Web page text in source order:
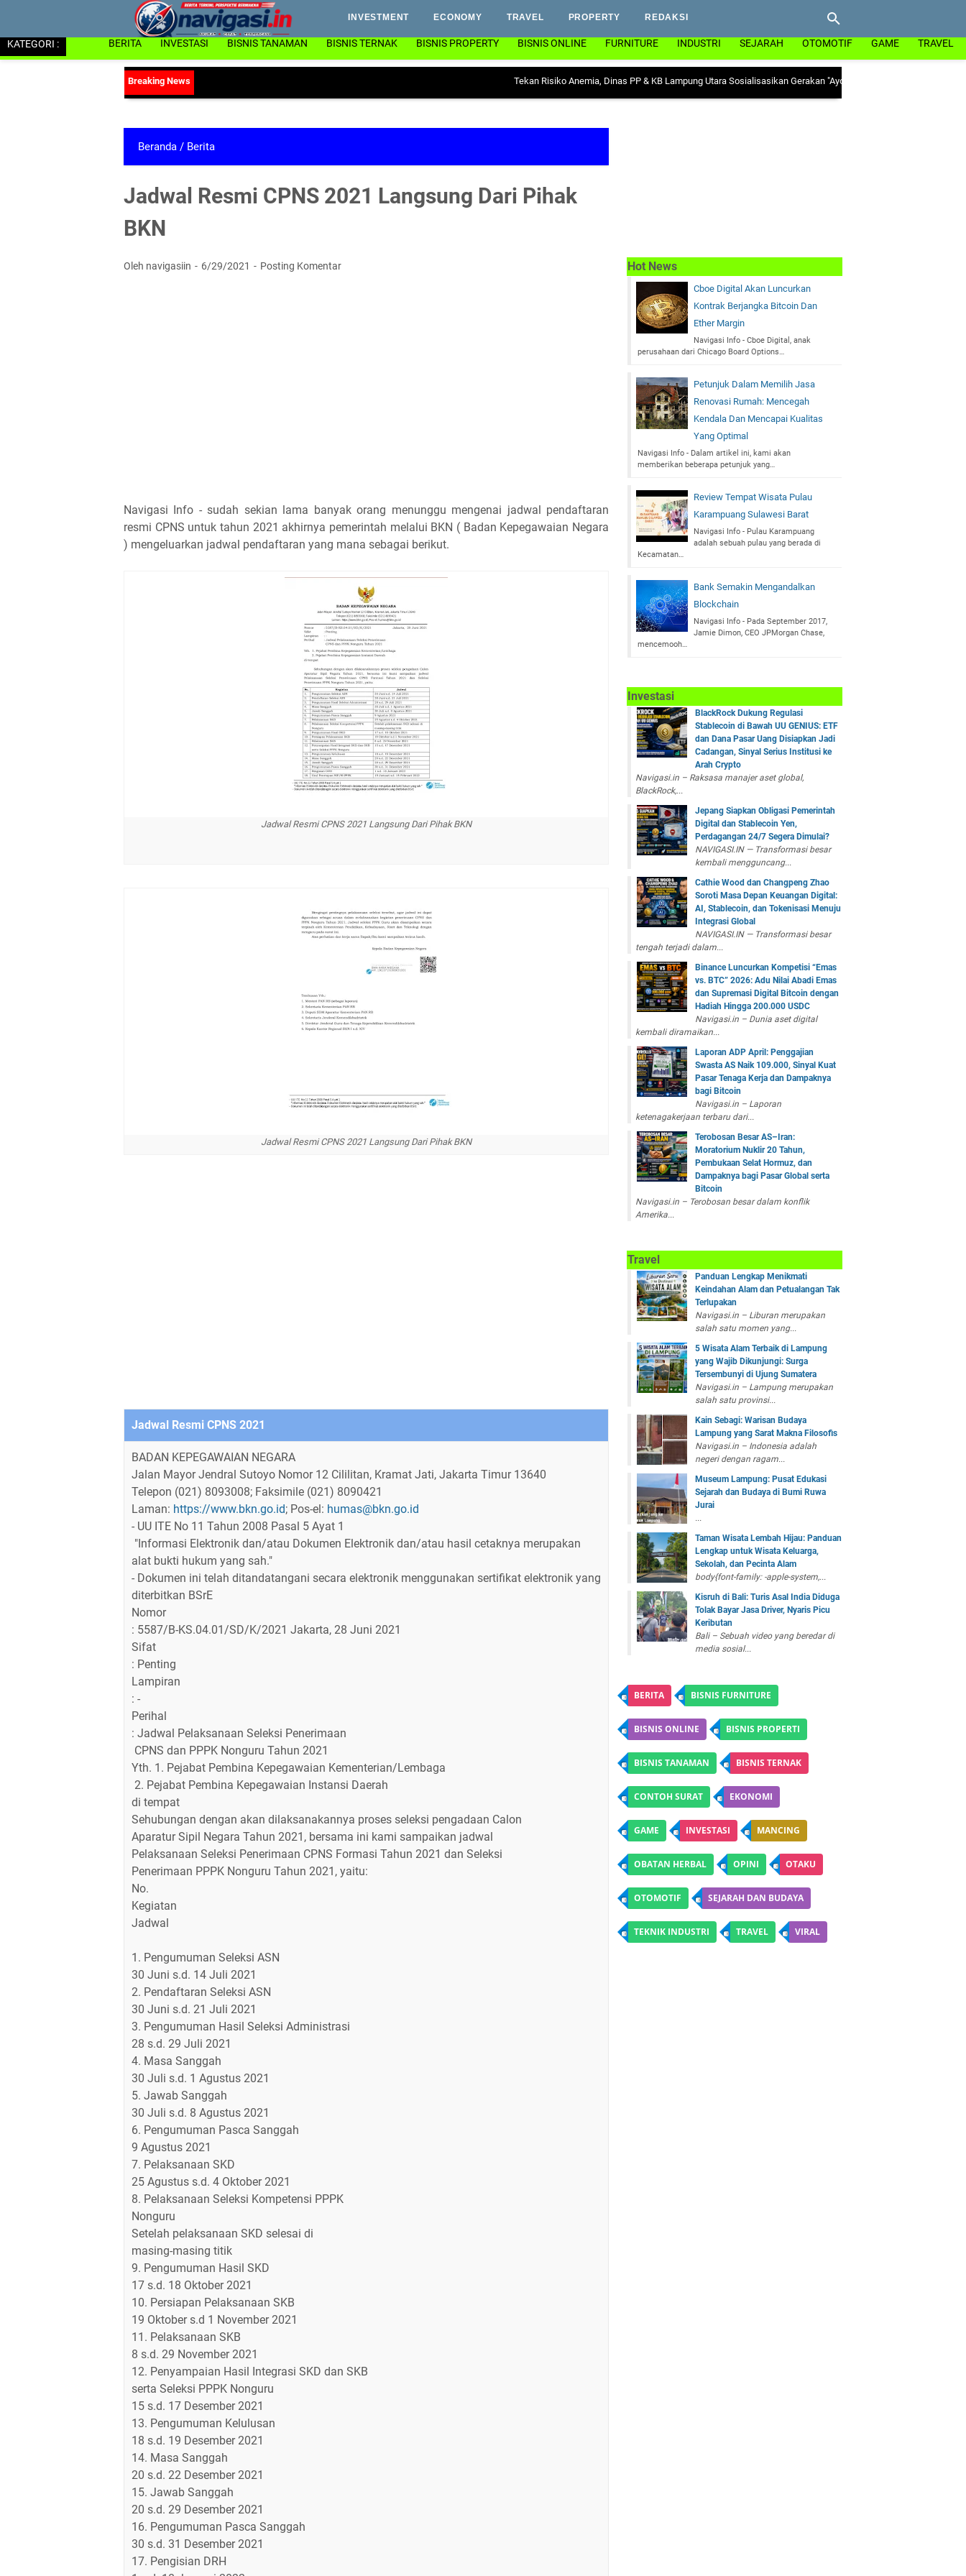
INVESTMENT ECONOMY TRAVEL PROPERTY REDAKSI
KATEGORI : BERITA INVESTASI BISNIS TANAMAN BISNIS TERNAK BISNIS PROPERTY BISNIS ONLINE FURNITURE INDUSTRI SEJARAH OTOMOTIF GAME TRAVEL
Tekan Risiko Anemia, Dinas PP & KB Lampung Utara Sosialisasikan Gerakan "Ayo Minum Tablet Tambah Darah" di
Beranda / Berita
Jadwal Resmi CPNS 2021 Langsung Dari Pihak
BKN
Oleh navigasiin 6/29/2021 Posting Komentar
Navigasi Info - sudah sekian lama banyak orang menunggu mengenai jadwal pendaftaran
resmi CPNS untuk tahun 2021 akhirnya pemerintah melalui BKN ( Badan Kepegawaian Negara
) mengeluarkan jadwal pendaftaran yang mana sebagai berikut.
Jadwal Resmi CPNS 2021 Langsung Dari Pihak BKN
Jadwal Resmi CPNS 2021 Langsung Dari Pihak BKN
Jadwal Resmi CPNS 2021
BADAN KEPEGAWAIAN NEGARA
Jalan Mayor Jendral Sutoyo Nomor 12 Cililitan, Kramat Jati, Jakarta Timur 13640
Telepon (021) 8093008; Faksimile (021) 8090421
Laman: https://www.bkn.go.id; Pos-el: humas@bkn.go.id
- UU ITE No 11 Tahun 2008 Pasal 5 Ayat 1
"Informasi Elektronik dan/atau Dokumen Elektronik dan/atau hasil cetaknya merupakan
alat bukti hukum yang sah."
- Dokumen ini telah ditandatangani secara elektronik menggunakan sertifikat elektronik yang
diterbitkan BSrE
Nomor
: 5587/B-KS.04.01/SD/K/2021 Jakarta, 28 Juni 2021
Sifat
: Penting
Lampiran
: -
Perihal
: Jadwal Pelaksanaan Seleksi Penerimaan
CPNS dan PPPK Nonguru Tahun 2021
Yth. 1. Pejabat Pembina Kepegawaian Kementerian/Lembaga
2. Pejabat Pembina Kepegawaian Instansi Daerah
di tempat
Sehubungan dengan akan dilaksanakannya proses seleksi pengadaan Calon
Aparatur Sipil Negara Tahun 2021, bersama ini kami sampaikan jadwal
Pelaksanaan Seleksi Penerimaan CPNS Formasi Tahun 2021 dan Seleksi
Penerimaan PPPK Nonguru Tahun 2021, yaitu:
No.
Kegiatan
Jadwal
1. Pengumuman Seleksi ASN
30 Juni s.d. 14 Juli 2021
2. Pendaftaran Seleksi ASN
30 Juni s.d. 21 Juli 2021
3. Pengumuman Hasil Seleksi Administrasi
28 s.d. 29 Juli 2021
4. Masa Sanggah
30 Juli s.d. 1 Agustus 2021
5. Jawab Sanggah
30 Juli s.d. 8 Agustus 2021
6. Pengumuman Pasca Sanggah
9 Agustus 2021
7. Pelaksanaan SKD
25 Agustus s.d. 4 Oktober 2021
8. Pelaksanaan Seleksi Kompetensi PPPK
Nonguru
Setelah pelaksanaan SKD selesai di
masing-masing titik
9. Pengumuman Hasil SKD
17 s.d. 18 Oktober 2021
10. Persiapan Pelaksanaan SKB
19 Oktober s.d 1 November 2021
11. Pelaksanaan SKB
8 s.d. 29 November 2021
12. Penyampaian Hasil Integrasi SKD dan SKB
serta Seleksi PPPK Nonguru
15 s.d. 17 Desember 2021
13. Pengumuman Kelulusan
18 s.d. 19 Desember 2021
14. Masa Sanggah
20 s.d. 22 Desember 2021
15. Jawab Sanggah
20 s.d. 29 Desember 2021
16. Pengumuman Pasca Sanggah
30 s.d. 31 Desember 2021
17. Pengisian DRH
Hot News
Cboe Digital Akan Luncurkan
Kontrak Berjangka Bitcoin Dan
Ether Margin
Navigasi Info - Cboe Digital, anak
perusahaan dari Chicago Board Options…
Petunjuk Dalam Memilih Jasa
Renovasi Rumah: Mencegah
Kendala Dan Mencapai Kualitas
Yang Optimal
Navigasi Info - Dalam artikel ini, kami akan
memberikan beberapa petunjuk yang…
Review Tempat Wisata Pulau
Karampuang Sulawesi Barat
Navigasi Info - Pulau Karampuang
adalah sebuah pulau yang berada di
Kecamatan…
Bank Semakin Mengandalkan
Blockchain
Navigasi Info - Pada September 2017,
Jamie Dimon, CEO JPMorgan Chase,
mencemooh…
Investasi
BlackRock Dukung Regulasi
Stablecoin di Bawah UU GENIUS: ETF
dan Dana Pasar Uang Disiapkan Jadi
Cadangan, Sinyal Serius Institusi ke
Arah Crypto
Navigasi.in – Raksasa manajer aset global,
BlackRock,...
Jepang Siapkan Obligasi Pemerintah
Digital dan Stablecoin Yen,
Perdagangan 24/7 Segera Dimulai?
NAVIGASI.IN — Transformasi besar
kembali mengguncang...
Cathie Wood dan Changpeng Zhao
Soroti Masa Depan Keuangan Digital:
AI, Stablecoin, dan Tokenisasi Menuju
Integrasi Global
NAVIGASI.IN — Transformasi besar
tengah terjadi dalam...
Binance Luncurkan Kompetisi “Emas
vs. BTC” 2026: Adu Nilai Abadi Emas
dan Supremasi Digital Bitcoin dengan
Hadiah Hingga 200.000 USDC
Navigasi.in – Dunia aset digital
kembali diramaikan...
Laporan ADP April: Penggajian
Swasta AS Naik 109.000, Sinyal Kuat
Pasar Tenaga Kerja dan Dampaknya
bagi Bitcoin
Navigasi.in – Laporan
ketenagakerjaan terbaru dari...
Terobosan Besar AS–Iran:
Moratorium Nuklir 20 Tahun,
Pembukaan Selat Hormuz, dan
Dampaknya bagi Pasar Global serta
Bitcoin
Navigasi.in – Terobosan besar dalam konflik
Amerika...
Travel
Panduan Lengkap Menikmati
Keindahan Alam dan Petualangan Tak
Terlupakan
Navigasi.in – Liburan merupakan
salah satu momen yang...
5 Wisata Alam Terbaik di Lampung
yang Wajib Dikunjungi: Surga
Tersembunyi di Ujung Sumatera
Navigasi.in – Lampung merupakan
salah satu provinsi...
Kain Sebagi: Warisan Budaya
Lampung yang Sarat Makna Filosofis
Navigasi.in – Indonesia adalah
negeri dengan ragam...
Museum Lampung: Pusat Edukasi
Sejarah dan Budaya di Bumi Ruwa
Jurai
...
Taman Wisata Lembah Hijau: Panduan
Lengkap untuk Wisata Keluarga,
Sekolah, dan Pecinta Alam
body{font-family: -apple-system,...
Kisruh di Bali: Turis Asal India Diduga
Tolak Bayar Jasa Driver, Nyaris Picu
Keributan
Bali – Sebuah video yang beredar di
media sosial...
BERITA BISNIS FURNITURE
BISNIS ONLINE BISNIS PROPERTI
BISNIS TANAMAN BISNIS TERNAK
CONTOH SURAT EKONOMI
GAME INVESTASI MANCING
OBATAN HERBAL OPINI OTAKU
OTOMOTIF SEJARAH DAN BUDAYA
TEKNIK INDUSTRI TRAVEL VIRAL